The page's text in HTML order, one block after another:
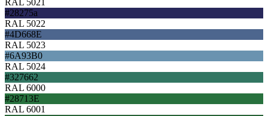
#28275a
RAL 5022
#4D668E
RAL 5023
#6A93B0
RAL 5024
#327662
RAL 6000
#28713E
RAL 6001